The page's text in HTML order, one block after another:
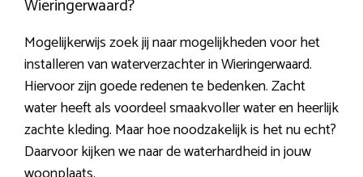
Wieringerwaard?
Mogelijkerwijs zoek jij naar mogelijkheden voor het
installeren van waterverzachter in Wieringerwaard.
Hiervoor zijn goede redenen te bedenken. Zacht
water heeft als voordeel smaakvoller water en heerlijk
zachte kleding. Maar hoe noodzakelijk is het nu echt?
Daarvoor kijken we naar de waterhardheid in jouw